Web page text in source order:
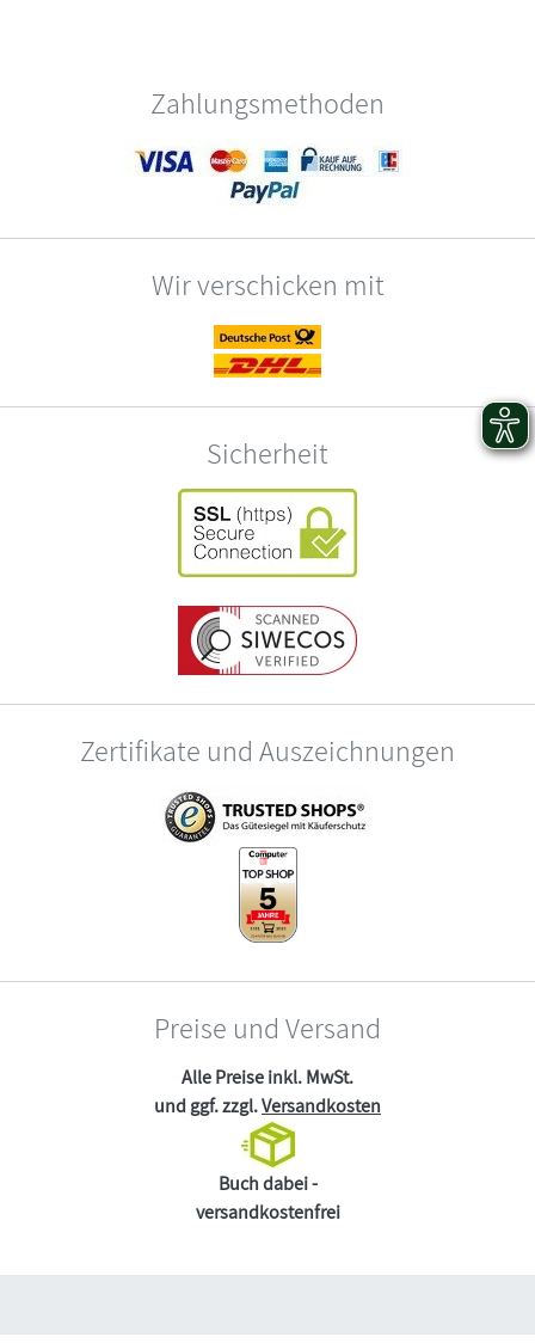
Zahlungsmethoden
Wir verschicken mit
Sicherheit
Zertifikate und Auszeichnungen
Preise und Versand
Alle Preise inkl. MwSt.
und ggf. zzgl.Versandkosten
Buch dabei -
versandkostenfrei